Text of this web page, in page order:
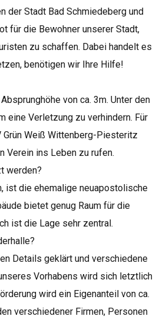
der Stadt Bad Schmiedeberg und
für die Bewohner unserer Stadt,
zu schaffen. Dabei handelt es
benötigen wir Ihre Hilfe!
von ca. 3m. Unter den
eine Verletzung zu verhindern. Für
Weiß Wittenberg-Piesteritz
Verein ins Leben zu rufen.
werden?
ist die ehemalige neuapostolische
bietet genug Raum für die
ist die Lage sehr zentral.
Details geklärt und verschiedene
Vorhabens wird sich letztlich
wird ein Eigenanteil von ca.
verschiedener Firmen, Personen